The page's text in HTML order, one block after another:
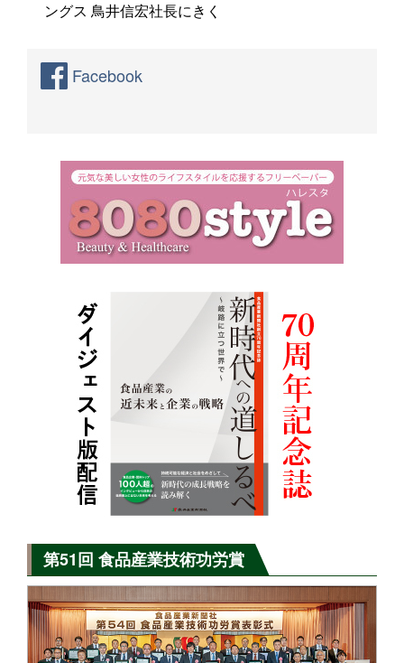
ングス 鳥井信宏社長にきく
Facebook
第51回 食品産業技術功労賞